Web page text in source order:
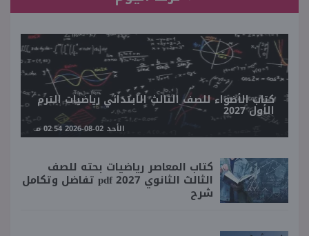
كتاب الأضواء للصف الثالث الابتدائي رياضيات الترم
الأول 2027
الأحد 02-08-2026 02:54 مـ
كتاب المعاصر رياضيات بحته للصف
الثالث الثانوي 2027 pdf تفاضل وتكامل
شرح